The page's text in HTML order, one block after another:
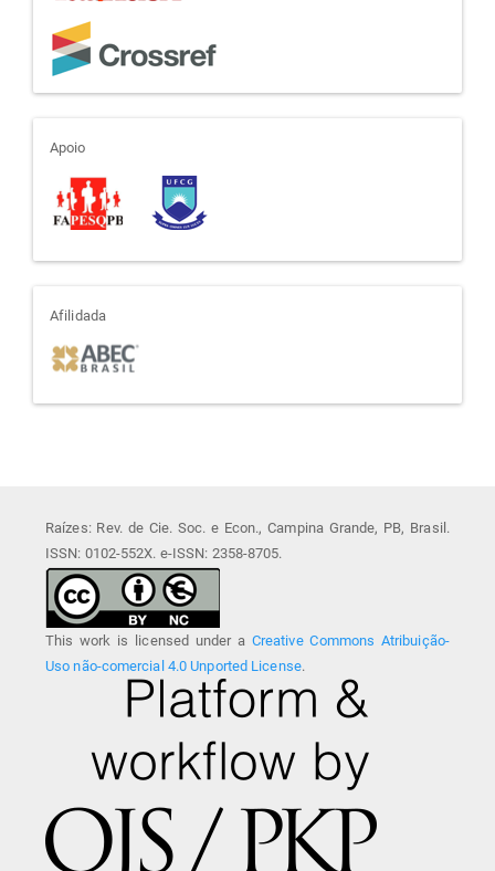
apoio
Apoio
afiliada
Afilidada
Raízes: Rev. de Cie. Soc. e Econ., Campina Grande, PB, Brasil.
ISSN: 0102-552X. e-ISSN: 2358-8705.
This work is licensed under a Creative Commons Atribuição-
Uso não-comercial 4.0 Unported License.